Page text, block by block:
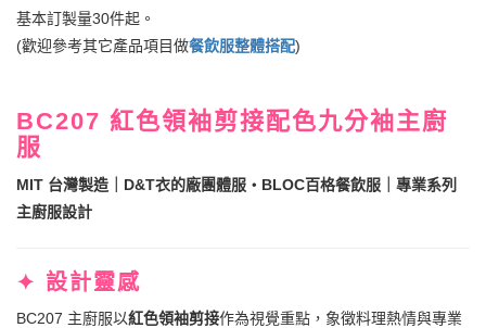
基本訂製量30件起。
(歡迎參考其它產品項目做餐飲服整體搭配)
BC207 紅色領袖剪接配色九分袖主廚
服
MIT 台灣製造｜D&T衣的廠團體服・BLOC百格餐飲服｜專業系列
主廚服設計
✦ 設計靈感
BC207 主廚服以紅色領袖剪接作為視覺重點，象徵料理熱情與專業